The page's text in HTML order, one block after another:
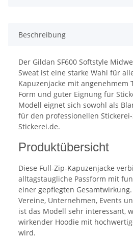
Beschreibung
Der Gildan SF600 Softstyle
Sweat ist eine starke Wahl für
Kapuzenjacke mit angenehmem
Form und guter Eignung für
Modell eignet sich sowohl als
für den professionellen
Stickerei.de.
Produktübersicht
Diese Full-Zip-Kapuzenjacke
alltagstaugliche Passform mit
einer gepflegten
Vereine, Unternehmen, Events
ist das Modell sehr interessant,
wirkender Hoodie mit
wird.